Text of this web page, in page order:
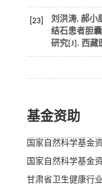
[23] 刘洪涛, 郝小
结石患者胆
研究[J]. 西藏
基金资助
国家自然科学基金
国家自然科学基金
甘肃省卫生健康行